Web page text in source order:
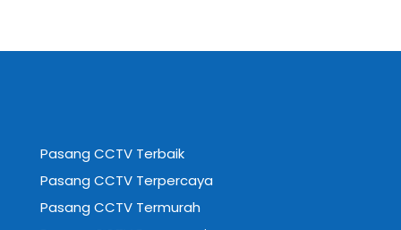
Pasang CCTV Terbaik
Pasang CCTV Terpercaya
Pasang CCTV Termurah